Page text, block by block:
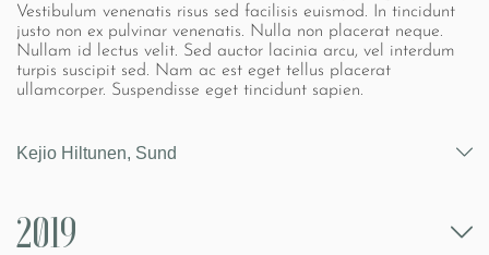
Vestibulum venenatis risus sed facilisis euismod. In tincidunt
justo non ex pulvinar venenatis. Nulla non placerat neque.
Nullam id lectus velit. Sed auctor lacinia arcu, vel interdum
turpis suscipit sed. Nam ac est eget tellus placerat
ullamcorper. Suspendisse eget tincidunt sapien.
Kejio Hiltunen, Sund
2019